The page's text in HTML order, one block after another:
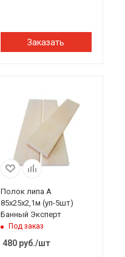
Заказать
Полок липа А
85х25х2,1м (уп-5шт)
Банный Эксперт
Под заказ
480руб./шт